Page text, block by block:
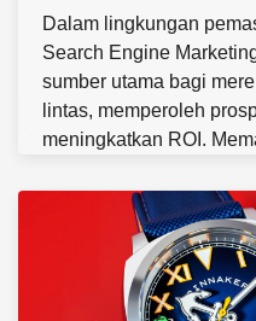
Dalam lingkungan
Search Engine
sumber utama bagi
lintas, memperoleh
meningkatkan ROI.